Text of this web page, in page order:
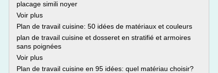
placage simili noyer
Voir plus
Plan de travail cuisine: 50 idées de matériaux et couleurs
plan de travail cuisine et dosseret en stratifié et armoires
sans poignées
Voir plus
Plan de travail cuisine en 95 idées: quel matériau choisir?